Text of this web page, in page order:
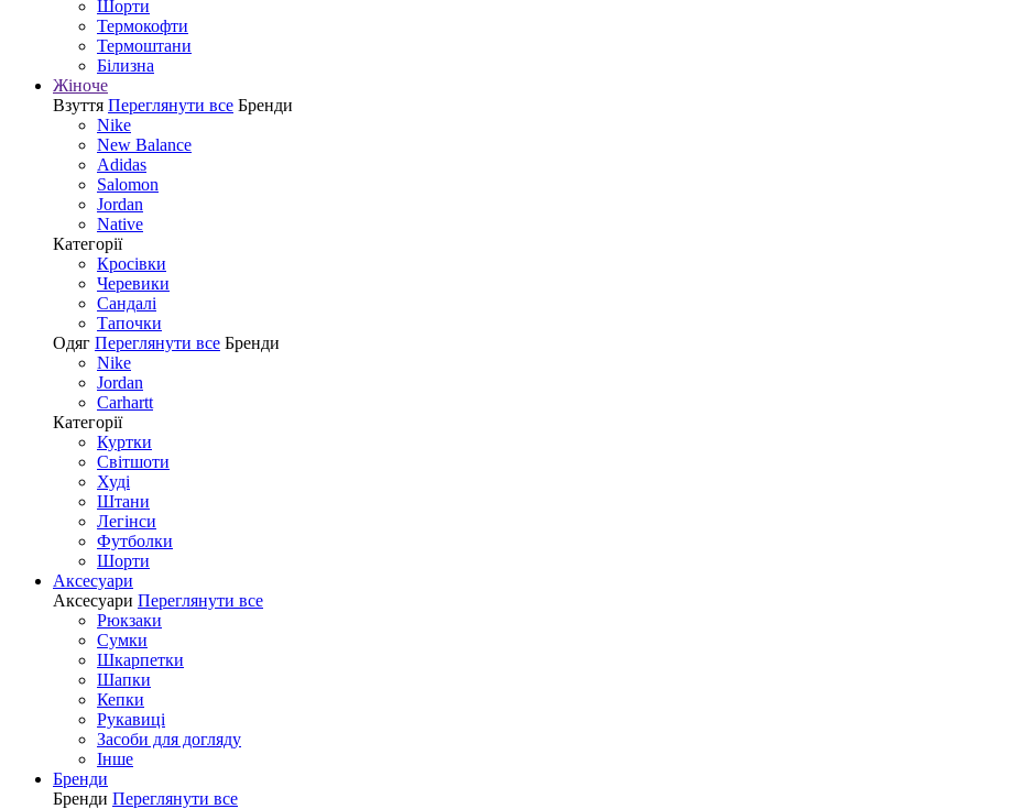
Шорти
Термокофти
Термоштани
Білизна
Жіноче
Взуття Переглянути все Бренди
Nike
New Balance
Adidas
Salomon
Jordan
Native
Категорії
Кросівки
Черевики
Сандалі
Tапочки
Одяг Переглянути все Бренди
Nike
Jordan
Carhartt
Категорії
Куртки
Світшоти
Худі
Штани
Легінси
Футболки
Шорти
Аксесуари
Аксесуари Переглянути все
Рюкзаки
Сумки
Шкарпетки
Шапки
Кепки
Рукавиці
Засоби для догляду
Інше
Бренди
Бренди Переглянути все